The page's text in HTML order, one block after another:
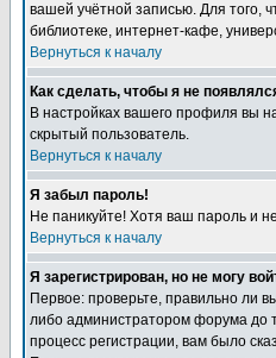
вашей учётной записью. Для того,
библиотеке, интернет-кафе,
Вернуться к началу
Как сделать, чтобы я не
В настройках вашего профиля вы
скрытый пользователь.
Вернуться к началу
Я забыл пароль!
Не паникуйте! Хотя ваш пароль и
Вернуться к началу
Я зарегистрирован, но не могу
Первое: проверьте, правильно ли
либо администратором форума до
процесс регистрации, вам было